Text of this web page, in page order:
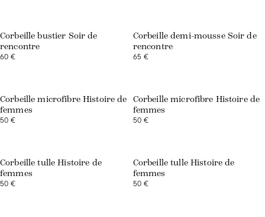
Corbeille bustier Soir de
rencontre
60 €
Corbeille demi-mousse Soir de
rencontre
65 €
Corbeille microfibre Histoire de
femmes
50 €
Corbeille microfibre Histoire de
femmes
50 €
Corbeille tulle Histoire de
femmes
50 €
Corbeille tulle Histoire de
femmes
50 €